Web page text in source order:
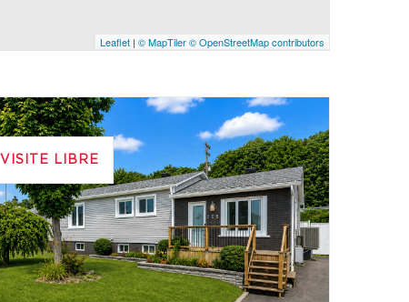
Leaflet | © MapTiler© OpenStreetMap contributors
VISITE LIBRE